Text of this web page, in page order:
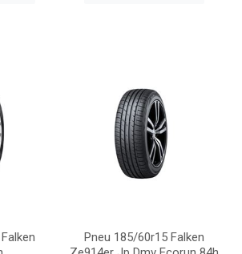
Pneu 185/60r15 Falken